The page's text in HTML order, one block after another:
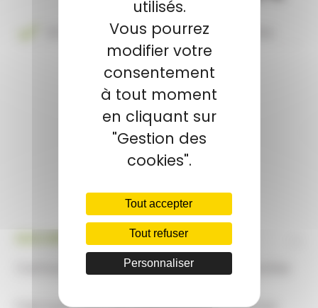
En stock expédié sous 12-24 heures
+
Ajouter au panier
Cartouches ELEY sport cal.22lr soit 10 boites
utilisés.
Vous pourrez
modifier votre
consentement
à tout moment
en cliquant sur
"Gestion des
cookies".
Tout accepter
Tout refuser
Personnaliser